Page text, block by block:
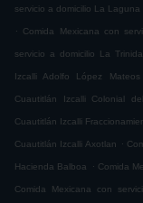
servicio a domicilio La Laguna
.
Comida Mexicana con
servicio a domicilio La
Izcalli Adolfo López Mateos
Cuautitlán Izcalli Colonial
Cuautitlán Izcalli
Cuautitlán Izcalli Axotlan .
Hacienda Balboa . Comida
Comida Mexicana con